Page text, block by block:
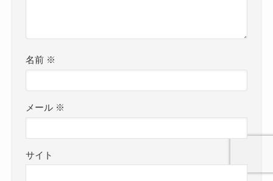
名前 ※
メール ※
サイト